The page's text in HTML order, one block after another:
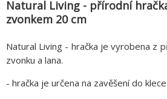
Natural Living - přírodní
zvonkem 20 cm
Natural Living - hračka je vyrobena z
zvonku a lana.
- hračka je určena na zavěšení do